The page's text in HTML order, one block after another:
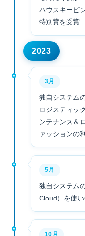
ハウスキーピ
特別賞を受賞
2023
3月
独自システム
ロジスティッ
ンテナンス＆
ァッションの
5月
独自システム
Cloud）を使
10月